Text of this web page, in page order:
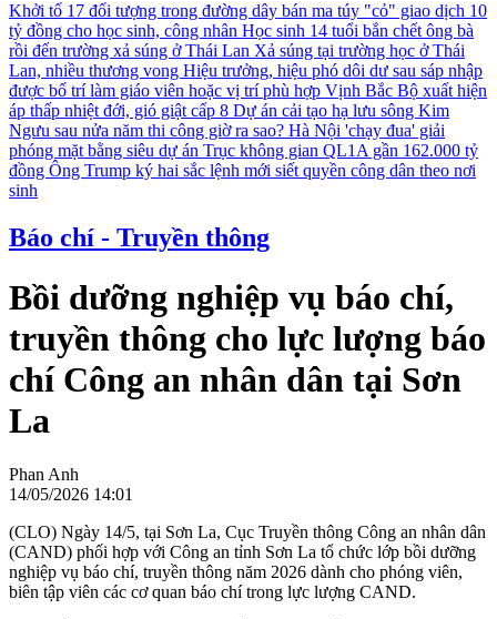
Khởi tố 17 đối tượng trong đường dây bán ma túy "cỏ" giao dịch 10
tỷ đồng cho học sinh, công nhân Học sinh 14 tuổi bắn chết ông bà
rồi đến trường xả súng ở Thái Lan Xả súng tại trường học ở Thái
Lan, nhiều thương vong Hiệu trưởng, hiệu phó dôi dư sau sáp nhập
được bố trí làm giáo viên hoặc vị trí phù hợp Vịnh Bắc Bộ xuất hiện
áp thấp nhiệt đới, gió giật cấp 8 Dự án cải tạo hạ lưu sông Kim
Ngưu sau nửa năm thi công giờ ra sao? Hà Nội 'chạy đua' giải
phóng mặt bằng siêu dự án Trục không gian QL1A gần 162.000 tỷ
đồng Ông Trump ký hai sắc lệnh mới siết quyền công dân theo nơi
sinh
Báo chí - Truyền thông
Bồi dưỡng nghiệp vụ báo chí,
truyền thông cho lực lượng báo
chí Công an nhân dân tại Sơn
La
Phan Anh
14/05/2026 14:01
(CLO) Ngày 14/5, tại Sơn La, Cục Truyền thông Công an nhân dân
(CAND) phối hợp với Công an tỉnh Sơn La tổ chức lớp bồi dưỡng
nghiệp vụ báo chí, truyền thông năm 2026 dành cho phóng viên,
biên tập viên các cơ quan báo chí trong lực lượng CAND.